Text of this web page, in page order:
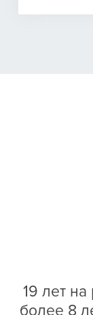
19 лет
более 8